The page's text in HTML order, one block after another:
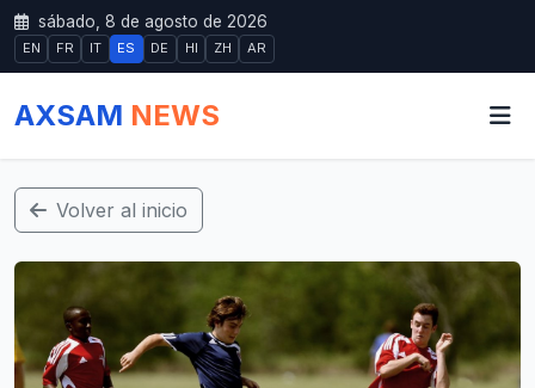
sábado, 8 de agosto de 2026
EN FR IT ES DE HI ZH AR
AXSAM NEWS
Volver al inicio